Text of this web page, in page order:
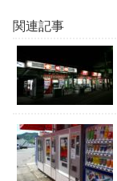
関連記事